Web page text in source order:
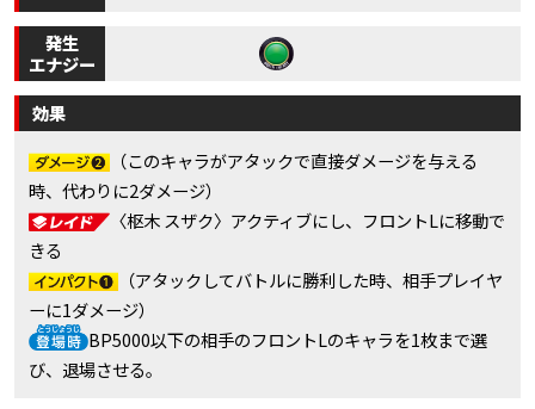
発生
エナジー
効果
（このキャラがアタックで直接ダメージを与える
時、代わりに2ダメージ）
〈枢木 スザク〉アクティブにし、フロントLに移動で
きる
（アタックしてバトルに勝利した時、相手プレイヤ
ーに1ダメージ）
BP5000以下の相手のフロントLのキャラを1枚まで選
び、退場させる。